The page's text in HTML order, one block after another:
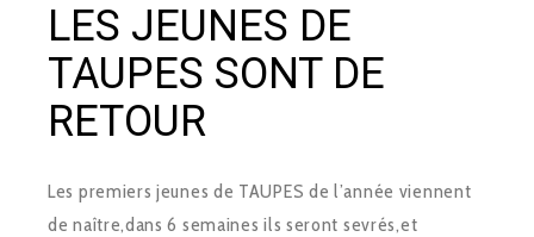
LES JEUNES DE
TAUPES SONT DE
RETOUR
Les premiers jeunes de TAUPES de l’année viennent
de naître,dans 6 semaines ils seront sevrés,et